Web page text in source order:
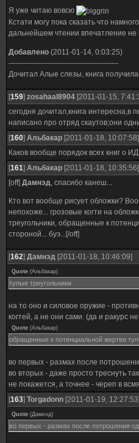
Я уже читаю вовсю
Кстати могу пока сказать что
дальнейшем чтении впечатление не
Добавлено (2011-01-14, 0:03:25)
---------------------------------------------
Дочитал Алые слезы, книга
[159] zosahaal8904 [2011-01-15,
сегодня дочитал,книга интересна,в
написано про отряд скаутов;они
[160] Альбакар [2011-01-18, 10:07:58]
Каков вообще порядок всех книг о
[161] Альбакар [2011-01-18, 10:35:56]
[off] Дамнэд, спасибо канеш...
Кто вот вообще рисует обложки?
непохоже... грозовые когти на
треугольники, обращенные к
стороной... буэ...[/off]
[162] Дамнэд [2011-01-18, 10:46:09]
Quote (Альбакар)
тупые треугольники
на то оно и силовое оружие -
когтей, а не они сами. (да и ракурс
Quote (Альбакар)
обращенные к потенциальной жертве
во первых - размах после
во вторых - даже просто треснуть
не покажется, а точнее - череп в
[163] Torgadonn [2011-01-19, 12:27:53]
Quote (Дамнэд)
во первых - размах после потрошения